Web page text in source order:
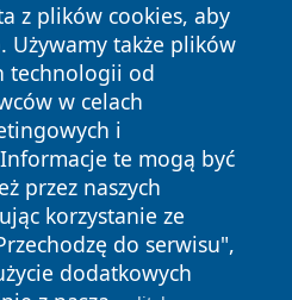
z plików cookies, aby
Używamy także plików
technologii od
w celach
i
te mogą być
przez naszych
korzystanie ze
do serwisu",
dodatkowych
Wszystkie prawa
Polityka
Cookies